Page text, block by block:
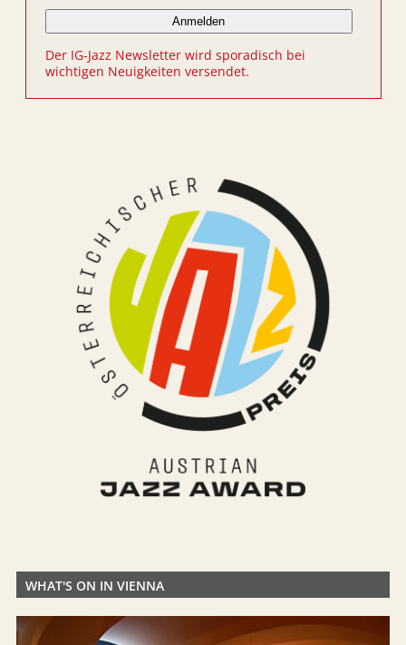
Der IG-Jazz Newsletter wird sporadisch bei
wichtigen Neuigkeiten versendet.
WHAT'S ON IN VIENNA